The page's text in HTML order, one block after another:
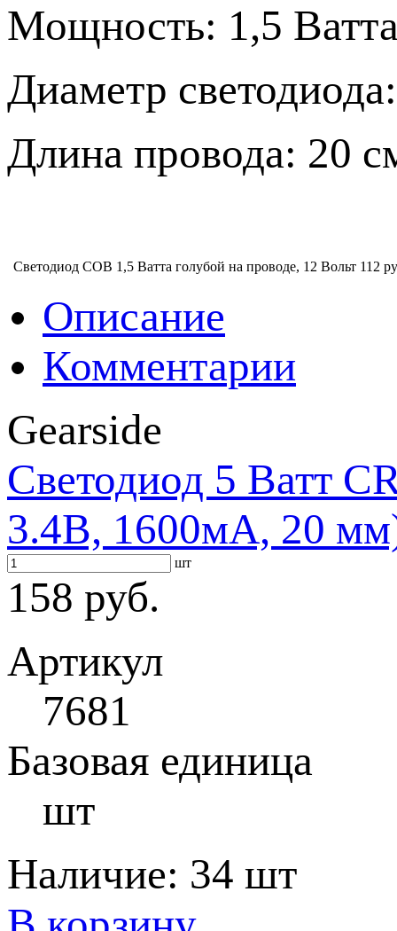
Мощность: 1,5
Диаметр
Длина провода: 20
Светодиод COB 1,5 Ватта голубой на проводе, 12 Вольт 112
Описание
Комментарии
Gearside
Светодиод 5 Ватт
3.4В, 1600мА, 20
шт
158 руб.
Артикул
7681
Базовая единица
шт
Наличие: 34 шт